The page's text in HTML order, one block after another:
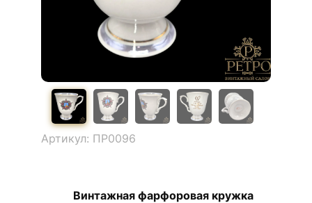
Винтажная фарфоровая кружка
Артикул: ПР0096